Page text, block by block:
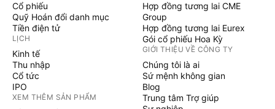
Cổ phiếu
Quỹ Hoán đổi danh mục
Tiền điện tử
LỊCH
Kinh tế
Thu nhập
Cổ tức
IPO
XEM THÊM SẢN PHẨM
Hợp đồng tương lai CME
Group
Hợp đồng tương lai Eurex
Gói cổ phiếu Hoa Kỳ
GIỚI THIỆU VỀ CÔNG TY
Chúng tôi là ai
Sứ mệnh không gian
Blog
Trung tâm Trợ giúp